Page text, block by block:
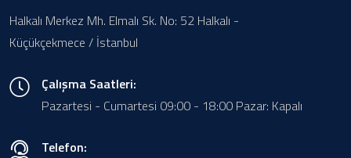
Halkalı Merkez Mh. Elmalı Sk. No: 52 Halkalı -
Küçükçekmece / İstanbul
Çalışma Saatleri:
Pazartesi - Cumartesi 09:00 - 18:00 Pazar: Kapalı
Telefon: